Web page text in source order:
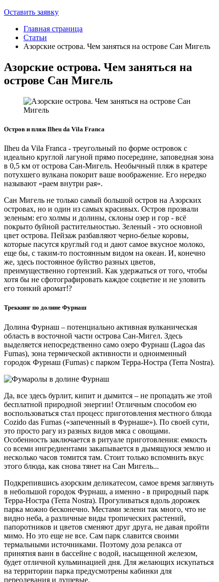
Оставить заявку
Главная страница
Статьи
Азорские острова. Чем заняться на острове Сан Мигель
Азорские острова. Чем заняться на
острове Сан Мигель
Остров и пляж Ilheu da Vila Franca
Ilheu da Vila Franca - треугольный по форме островок с
идеально круглой лагуной прямо посередине, заповедная зона
в 0,5 км от острова Сан-Мигель. Необычный пляж в кратере
потухшего вулкана покорит ваше воображение. Его нередко
называют «раем внутри рая».
Сан Мигель не только самый большой остров на Азорских
островах, но и один из самых красивых. Остров прозвали
зеленым: его холмы и долины, склоны озер и гор - всё
покрыто буйной растительностью. Зеленый - это основной
цвет острова. Пейзаж разбавляют черно-белые коровы,
которые пасутся круглый год и дают самое вкусное молоко,
еще бы, с таким-то постоянным видом на океан. И, конечно
же, здесь постоянное буйство разных цветов,
преимущественно гортензий. Как удержаться от того, чтобы
хотя бы не сфотографировать каждое соцветие и не уловить
его тонкий аромат!?
Треккинг по долине Фурнаш
Долина Фурнаш – потенциально активная вулканическая
область в восточной части острова Сан-Мигел. Здесь
выделяется непосредственно само озеро Фурнаш (Lagoa das
Furnas), зона термической активности и одноименный
городок Фурнаш (Furnas) с парком Терра-Ностра (Terra Nostra).
Да, все здесь бурлит, кипит и дымится – не пропадать же этой
бесплатной природной энергии! Отличным способом ею
воспользоваться стал процесс приготовления местного блюда
Cozido das Furnas («запеченный в Фурнаше»). По своей сути,
это просто рагу из разных видов мяса с овощами.
Особенность заключается в ритуале приготовления: емкость
со всеми ингредиентами закапывается в дымящуюся землю и
несколько часов томится там. Стоит только вспомнить вкус
этого блюда, как снова тянет на Сан Мигель...
Подкрепившись азорским деликатесом, самое время заглянуть
в небольшой городок Фурнаш, а именно - в природный парк
Терра-Ностра (Terra Nostra). Прогуливаться вдоль дорожек
парка можно бесконечно. Местами зелени так много, что не
видно неба, а различные виды тропических растений,
папоротников и цветов сменяют друг друга, не давая пройти
мимо. Но это еще не все. Сам парк славится своими
термальными источниками. Поэтому доза релакса от
принятия ванн в бассейне с водой, насыщенной железом,
будет отличной кульминацией дня. Для желающих искупаться
на территории парка предусмотрены кабинки для
переодевания и душевые.